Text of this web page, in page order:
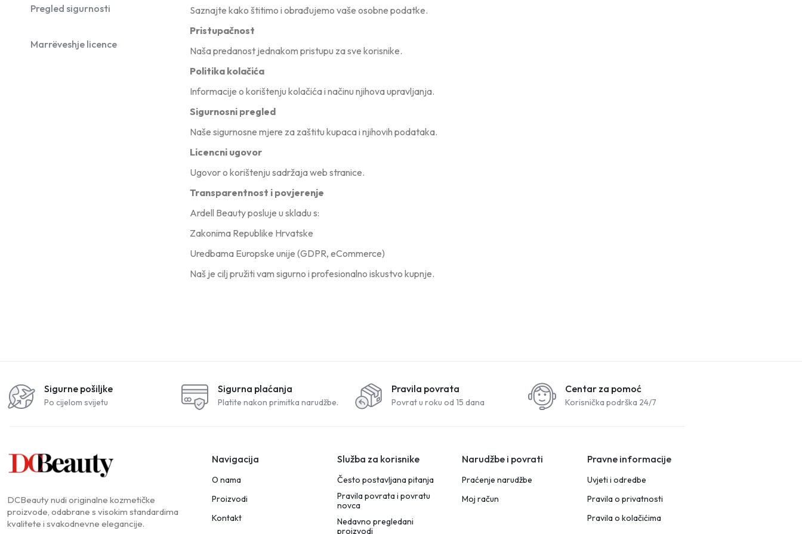
Parfemi
Pregled sigurnosti
Marrëveshje licence
Saznajte kako štitimo i obrađujemo vaše osobne podatke.
Pristupačnost
Naša predanost jednakom pristupu za sve korisnike.
Politika kolačića
Informacije o korištenju kolačića i načinu njihova upravljanja.
Sigurnosni pregled
Naše sigurnosne mjere za zaštitu kupaca i njihovih podataka.
Licencni ugovor
Ugovor o korištenju sadržaja web stranice.
Transparentnost i povjerenje
Ardell Beauty posluje u skladu s:
Zakonima Republike Hrvatske
Uredbama Europske unije (GDPR, eCommerce)
Naš je cilj pružiti vam sigurno i profesionalno iskustvo kupnje.
Sigurne pošiljke
Po cijelom svijetu
Sigurna plaćanja
Platite nakon primitka narudžbe.
Pravila povrata
Povrat u roku od 15 dana
Centar za pomoć
Korisnička podrška 24/7
DCBeauty nudi originalne kozmetičke
proizvode, odabrane s visokim standardima
kvalitete i svakodnevne elegancije.
Navigacija
O nama
Proizvodi
Kontakt
Služba za korisnike
Često postavljana pitanja
Pravila povrata i povratu
novca
Nedavno pregledani
proizvodi
Narudžbe i povrati
Praćenje narudžbe
Moj račun
Pravne informacije
Uvjeti i odredbe
Pravila o privatnosti
Pravila o kolačićima